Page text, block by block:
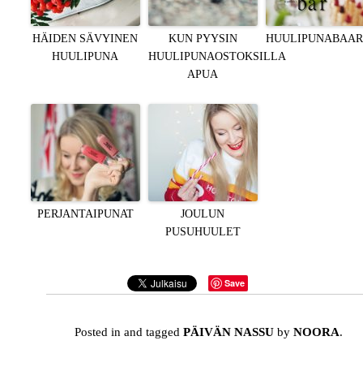
HÄIDEN SÄVYINEN
HUULIPUNA
KUN PYYSIN
HUULIPUNAOSTOKSILLA
APUA
PERJANTAIPUNAT
JOULUN
PUSUHUULET
Save
Posted in and tagged PÄIVÄN NASSUby NOORA.